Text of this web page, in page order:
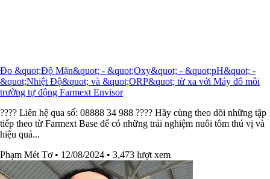
Đo &quot;Độ Mặn&quot; - &quot;Oxy&quot; - &quot;pH&quot; -
&quot;Nhiệt Độ&quot; và &quot;ORP&quot; từ xa với Máy đô môi
trường tự động Farmext Envisor
???? Liên hệ qua số: 08888 34 988 ???? Hãy cùng theo dõi những tập
tiếp theo từ Farmext Base để có những trải nghiệm nuôi tôm thú vị và
hiệu quả...
Phạm Mét Tơ • 12/08/2024 • 3,473 lượt xem